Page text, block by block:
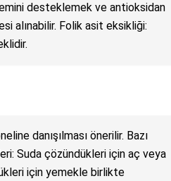
desteklemek ve antioksidan
alınabilir. Folik asit eksikliği:
danışılması önerilir. Bazı
Suda çözündükleri için aç veya
için yemekle birlikte